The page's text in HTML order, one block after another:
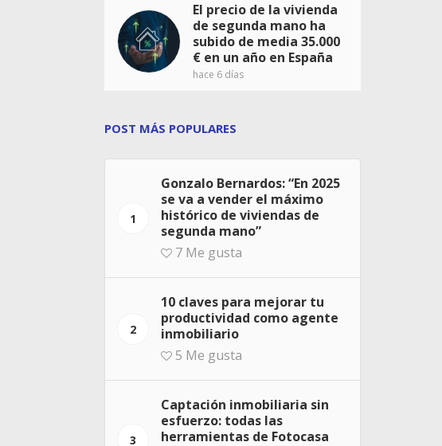
El precio de la vivienda
de segunda mano ha
subido de media 35.000
€ en un año en España
hace 6 días
POST MÁS POPULARES
1
Gonzalo Bernardos: “En 2025
se va a vender el máximo
histórico de viviendas de
segunda mano”
7 Me gusta
2
10 claves para mejorar tu
productividad como agente
inmobiliario
5 Me gusta
3
Captación inmobiliaria sin
esfuerzo: todas las
herramientas de Fotocasa